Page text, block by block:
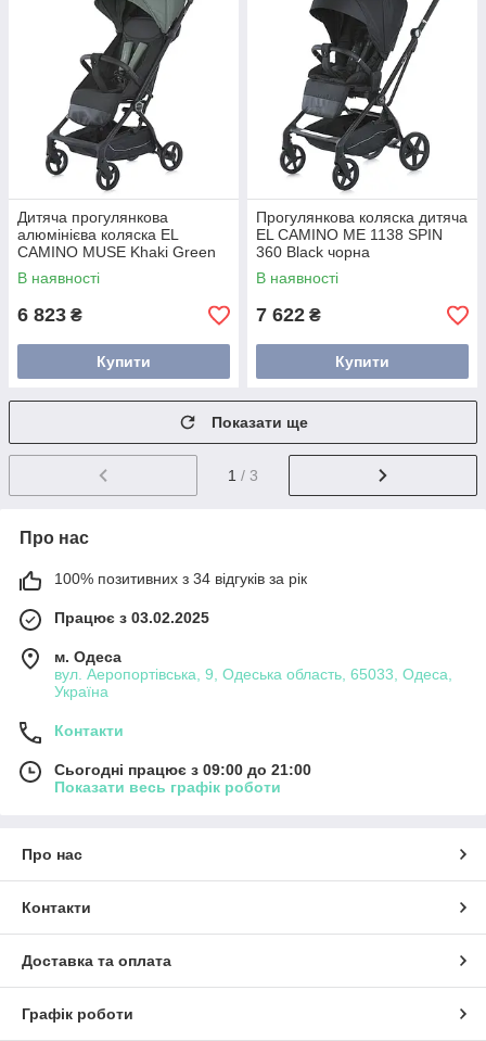
Дитяча прогулянкова
алюмінієва коляска EL
CAMINO MUSE Khaki Green
зелена
В наявності
6 823 ₴
Купити
Прогулянкова коляска дитяча
EL CAMINO ME 1138 SPIN
360 Black чорна
В наявності
7 622 ₴
Купити
Показати ще
1 / 3
Про нас
100% позитивних з 34 відгуків за рік
Працює з 03.02.2025
м. Одеса
вул. Аеропортівська, 9, Одеська область, 65033, Одеса,
Україна
Контакти
Сьогодні працює з 09:00 до 21:00
Показати весь графік роботи
Про нас
Контакти
Доставка та оплата
Графік роботи